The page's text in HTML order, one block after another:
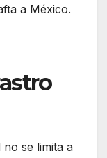
a México.
se limita a